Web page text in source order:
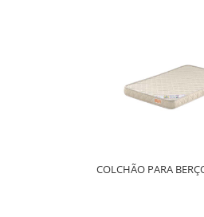
COLCHÃO PARA